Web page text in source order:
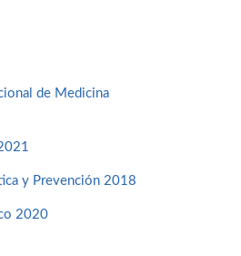
de Medicina
y Prevención 2018
2020